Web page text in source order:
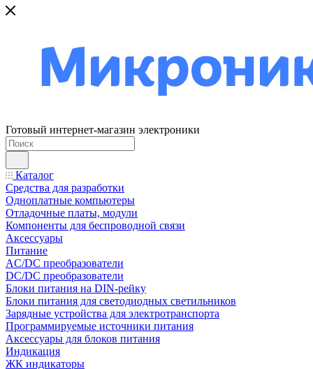
Готовый интернет-магазин электроники
Каталог
Средства для разработки
Одноплатные компьютеры
Отладочные платы, модули
Компоненты для беспроводной связи
Аксессуары
Питание
AC/DC преобразователи
DC/DC преобразователи
Блоки питания на DIN-рейку
Блоки питания для светодиодных светильников
Зарядные устройства для электротранспорта
Программируемые источники питания
Аксессуары для блоков питания
Индикация
ЖК индикаторы